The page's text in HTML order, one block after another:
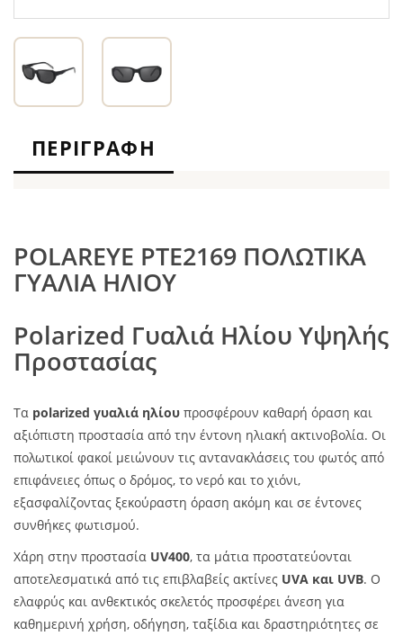
ΠΕΡΙΓΡΑΦΉ
POLAREYE PTE2169 ΠΟΛΩΤΙΚΑ
ΓΥΑΛΙΑ ΗΛΙΟΥ
Polarized Γυαλιά Ηλίου Υψηλής
Προστασίας
Τα polarized γυαλιά ηλίου προσφέρουν καθαρή όραση και
αξιόπιστη προστασία από την έντονη ηλιακή ακτινοβολία. Οι
πολωτικοί φακοί μειώνουν τις αντανακλάσεις του φωτός από
επιφάνειες όπως ο δρόμος, το νερό και το χιόνι,
εξασφαλίζοντας ξεκούραστη όραση ακόμη και σε έντονες
συνθήκες φωτισμού.
Χάρη στην προστασία UV400, τα μάτια προστατεύονται
αποτελεσματικά από τις επιβλαβείς ακτίνες UVA και UVB. Ο
ελαφρύς και ανθεκτικός σκελετός προσφέρει άνεση για
καθημερινή χρήση, οδήγηση, ταξίδια και δραστηριότητες σε